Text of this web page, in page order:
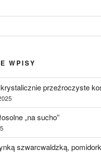
WPISY
przeźroczyste
„na sucho”
szwarcwaldzką,